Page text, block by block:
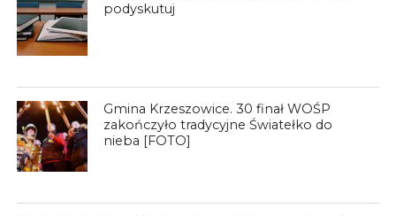
podyskutuj
Gmina Krzeszowice. 30 finał WOŚP
zakończyło tradycyjne Światełko do
nieba [FOTO]